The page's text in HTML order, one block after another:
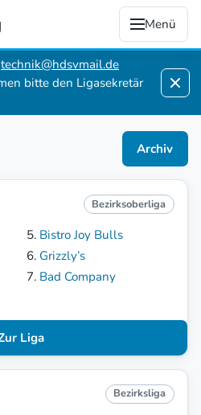
Menü
technik@hdsvmail.de
bitte den Ligasekretär
Archiv
Bezirksoberliga
Bistro Joy Bulls
Grizzly’s
Bad Company
Liga
Bezirksliga